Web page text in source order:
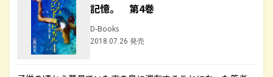
記憶。 第4巻
D-Books
2018.07.26 発売